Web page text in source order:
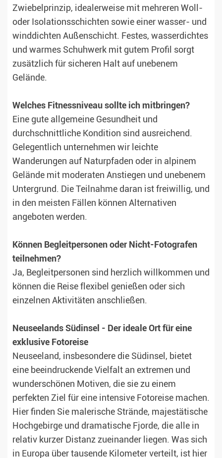
Zwiebelprinzip, idealerweise mit mehreren Woll-
oder Isolationsschichten sowie einer wasser- und
winddichten Außenschicht. Festes, wasserdichtes
und warmes Schuhwerk mit gutem Profil sorgt
zusätzlich für sicheren Halt auf unebenem
Gelände.
Welches Fitnessniveau sollte ich mitbringen?
Eine gute allgemeine Gesundheit und
durchschnittliche Kondition sind ausreichend.
Gelegentlich unternehmen wir leichte
Wanderungen auf Naturpfaden oder in alpinem
Gelände mit moderaten Anstiegen und unebenem
Untergrund. Die Teilnahme daran ist freiwillig, und
in den meisten Fällen können Alternativen
angeboten werden.
Können Begleitpersonen oder Nicht-Fotografen
teilnehmen?
Ja, Begleitpersonen sind herzlich willkommen und
können die Reise flexibel genießen oder sich
einzelnen Aktivitäten anschließen.
Neuseelands Südinsel - Der ideale Ort für eine
exklusive Fotoreise
Neuseeland, insbesondere die Südinsel, bietet
eine beeindruckende Vielfalt an extremen und
wunderschönen Motiven, die sie zu einem
perfekten Ziel für eine intensive Fotoreise machen.
Hier finden Sie malerische Strände, majestätische
Hochgebirge und dramatische Fjorde, die alle in
relativ kurzer Distanz zueinander liegen. Was sich
in Europa über tausende Kilometer verteilt, ist hier